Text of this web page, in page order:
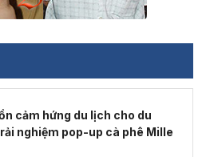
cảm hứng du lịch cho du
nghiệm pop-up cà phê Mille